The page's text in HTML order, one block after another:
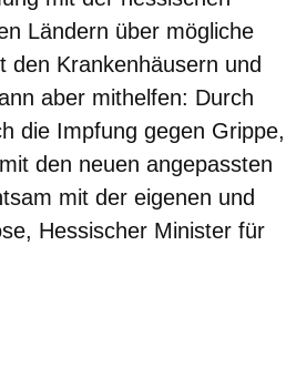
Ländern über mögliche
den Krankenhäusern und
aber mithelfen: Durch
die Impfung gegen Grippe,
den neuen angepassten
mit der eigenen und
Hessischer Minister für